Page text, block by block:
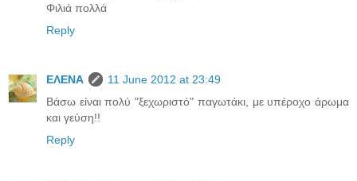
Φιλιά πολλά
Reply
ΕΛΕΝΑ
11 June 2012 at 23:49
Bάσω είναι πολύ "ξεχωριστό" παγωτάκι, με υπέροχο άρωμα
και γεύση!!
Reply